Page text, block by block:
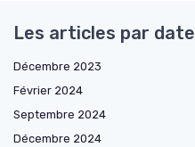
Les articles par date
Décembre 2023
Février 2024
Septembre 2024
Décembre 2024